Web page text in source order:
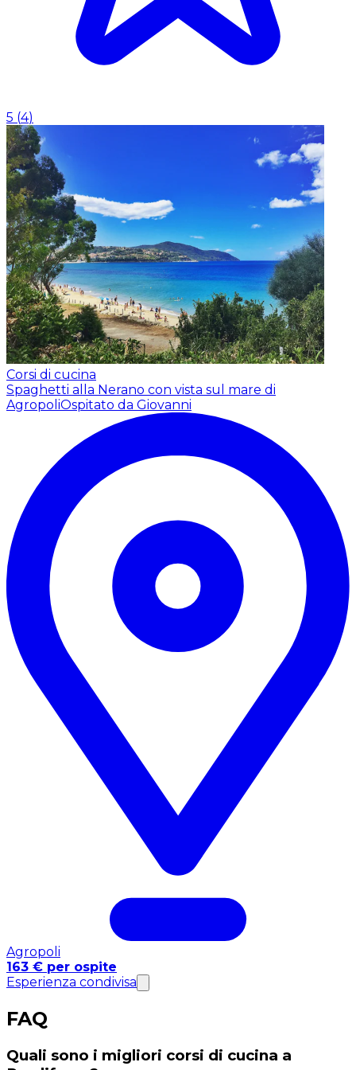
5 (4)
Corsi di cucina
Spaghetti alla Nerano con vista sul mare di
AgropoliOspitato da Giovanni
Agropoli
163 € per ospite
Esperienza condivisa
FAQ
Quali sono i migliori corsi di cucina a